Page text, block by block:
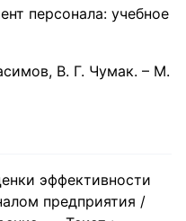
персонала: учебное
В. Г. Чумак. – М.
эффективности
предприятия /